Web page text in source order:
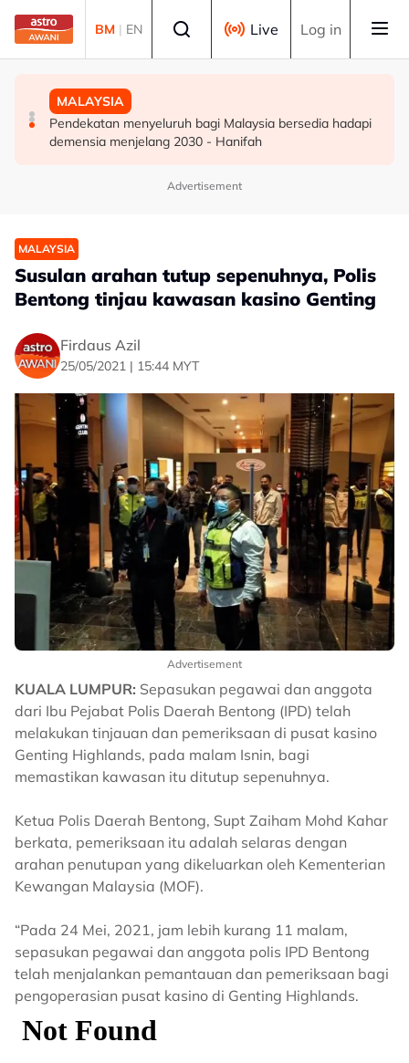
Skip to main content
BM | EN Live Log in
DUNIA
Kebakaran hutan di Gunung Bromo cecah 60 hektar,
sokongan udara digerakkan
DUNIA
Jerman naikkan anggaran kematian berkaitan haba
kepada hampir 12,000
MALAYSIA
Pendekatan menyeluruh bagi Malaysia bersedia hadapi
demensia menjelang 2030 - Hanifah
Advertisement
MALAYSIA
Susulan arahan tutup sepenuhnya, Polis
Bentong tinjau kawasan kasino Genting
Firdaus Azil
25/05/2021 | 15:44 MYT
Advertisement
KUALA LUMPUR: Sepasukan pegawai dan anggota
dari Ibu Pejabat Polis Daerah Bentong (IPD) telah
melakukan tinjauan dan pemeriksaan di pusat kasino
Genting Highlands, pada malam Isnin, bagi
memastikan kawasan itu ditutup sepenuhnya.
Ketua Polis Daerah Bentong, Supt Zaiham Mohd Kahar
berkata, pemeriksaan itu adalah selaras dengan
arahan penutupan yang dikeluarkan oleh Kementerian
Kewangan Malaysia (MOF).
“Pada 24 Mei, 2021, jam lebih kurang 11 malam,
sepasukan pegawai dan anggota polis IPD Bentong
telah menjalankan pemantauan dan pemeriksaan bagi
pengoperasian pusat kasino di Genting Highlands.